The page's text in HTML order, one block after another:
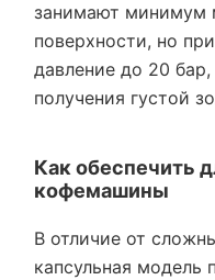
занимают минимум
поверхности, но
давление до 20
получения густой
Как обеспечить
кофемашины
В отличие от
капсульная модель